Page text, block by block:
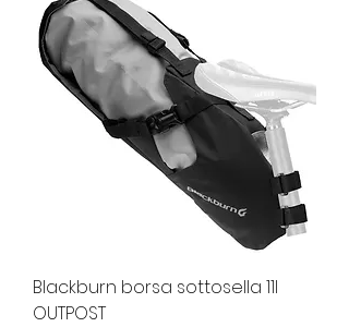
Blackburn borsa sottosella 11l
OUTPOST